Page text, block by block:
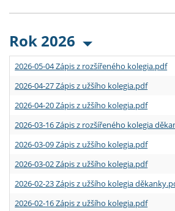
Rok 2026
2026-05-04 Zápis z rozšířeného kolegia.pdf
2026-04-27 Zápis z užšího kolegia.pdf
2026-04-20 Zápis z užšího kolegia.pdf
2026-03-16 Zápis z rozšířeného kolegia
2026-03-09 Zápis z užšího kolegia.pdf
2026-03-02 Zápis z užšího kolegia.pdf
2026-02-23 Zápis z užšího kolegia
2026-02-16 Zápis z užšího kolegia.pdf